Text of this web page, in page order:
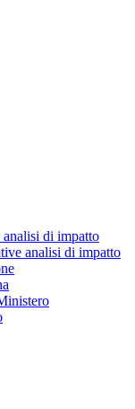
di impatto
analisi di impatto